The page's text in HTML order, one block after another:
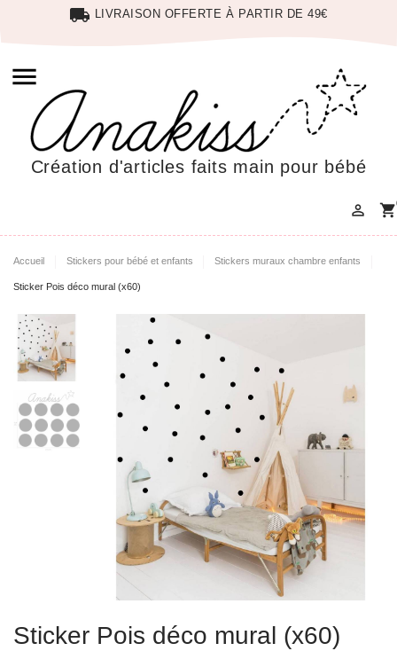
local_shipping LIVRAISON OFFERTE À PARTIR DE 49€

Création d'articles faits main pour bébé
 shopping_cart
Accueil Stickers pour bébé et enfants Stickers muraux chambre enfants
Sticker Pois déco mural (x60)
Sticker Pois déco mural (x60)